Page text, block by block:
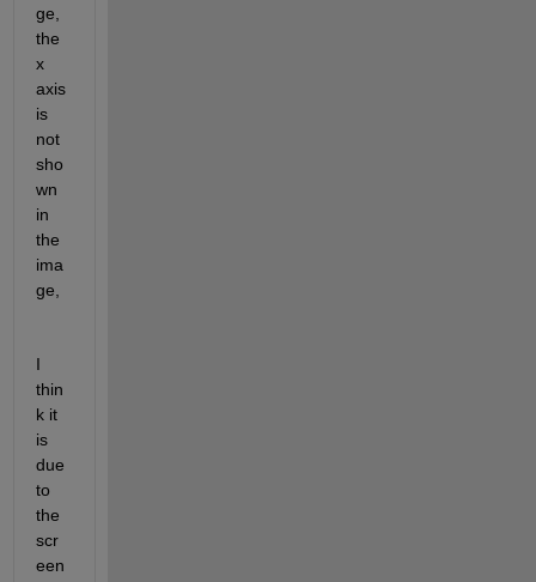
ge,
the
x
axis
is
not
sho
wn
in
the
ima
ge,
I
thin
k it
is
due
to
the
scr
een